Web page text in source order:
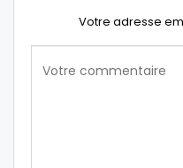
Votre adresse